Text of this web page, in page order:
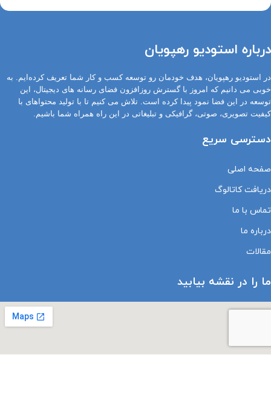
درباره استودیو رهپویان
در استودیو رهپویان، هدف خودمان رو توسعه کسب و کار شما تعریف کرده‌ایم. به
خوبی می دانیم که امروز با گسترش روزافزون فضای رسانه های دیجیتال، این
توسعه در این فضا نمود پیدا کرده است. تلاش می کنیم تا با تولید محتواهای با
کیفیت تصویری، صوتی، گرافیکی و تبلیغاتی در این راه همراه شما باشیم.
دسترسی سریع
صفحه اصلی
دریافت کاتالوگ
تماس با ما
درباره ما
مقالات
ما را در نقشه بیابید